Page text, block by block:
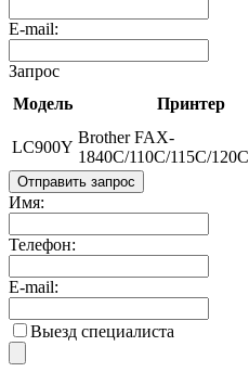
E-mail:
Запрос
Модель
Принтер
LC900Y
Brother FAX-
1840C/110C/115C/120C
Отправить запрос
Имя:
Телефон:
E-mail:
Выезд специалиста